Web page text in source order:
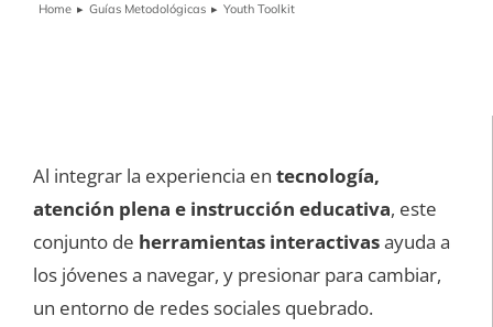
You are here:
Home Guías Metodológicas Youth Toolkit
Al integrar la experiencia en tecnología,
atención plena e instrucción educativa, este
conjunto de herramientas interactivasayuda a
los jóvenes a navegar, y presionar para cambiar,
un entorno de redes sociales quebrado.